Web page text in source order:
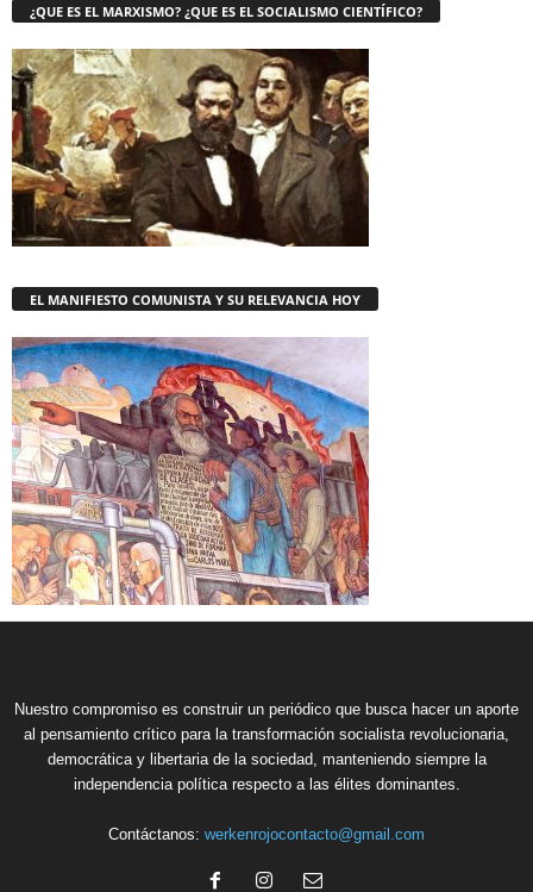
¿QUE ES EL MARXISMO? ¿QUE ES EL SOCIALISMO CIENTÍFICO?
EL MANIFIESTO COMUNISTA Y SU RELEVANCIA HOY
Nuestro compromiso es construir un periódico que busca hacer un aporte
al pensamiento crítico para la transformación socialista revolucionaria,
democrática y libertaria de la sociedad, manteniendo siempre la
independencia política respecto a las élites dominantes.
Contáctanos: werkenrojocontacto@gmail.com